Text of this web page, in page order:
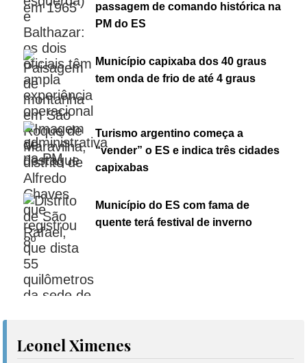
passagem de comando histórica na
PM do ES
Município capixaba dos 40 graus
tem onda de frio de até 4 graus
Turismo argentino começa a
“vender” o ES e indica três cidades
capixabas
Município do ES com fama de
quente terá festival de inverno
Leonel Ximenes